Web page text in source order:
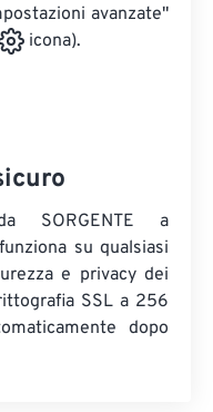
avanzate"
icona).
SORGENTE a
su qualsiasi
e privacy dei
SSL a 256
dopo